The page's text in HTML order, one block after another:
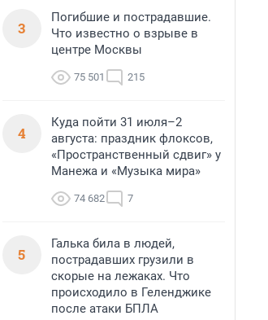
3
Погибшие и пострадавшие.
Что известно о взрыве в
центре Москвы
75 501 215
4
Куда пойти 31 июля–2
августа: праздник флоксов,
«Пространственный сдвиг» у
Манежа и «Музыка мира»
74 682 7
5
Галька била в людей,
пострадавших грузили в
скорые на лежаках. Что
происходило в Геленджике
после атаки БПЛА